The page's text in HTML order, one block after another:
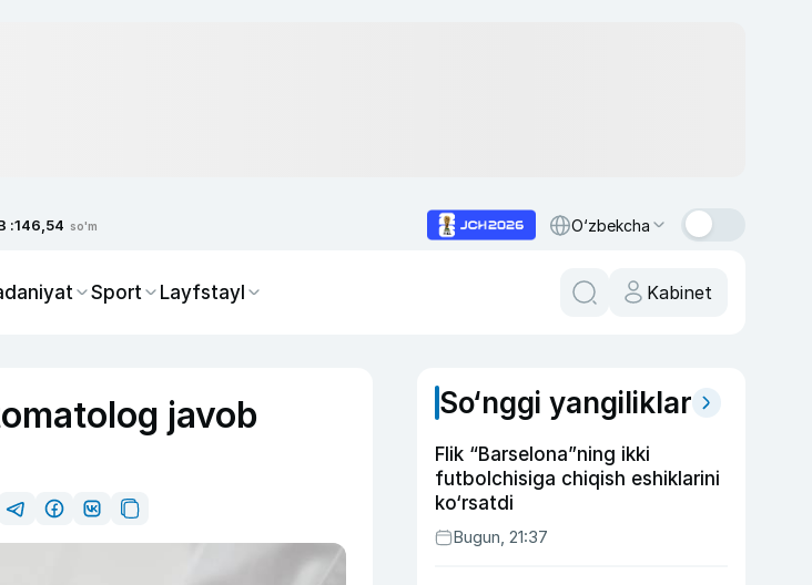
:146,54 so'm O‘zbekcha
Sport Layfstayl Kabinet
javob
So‘nggi yangiliklar
Flik “Barselona”ning ikki
futbolchisiga chiqish eshiklarini
ko‘rsatdi
Bugun, 21:37